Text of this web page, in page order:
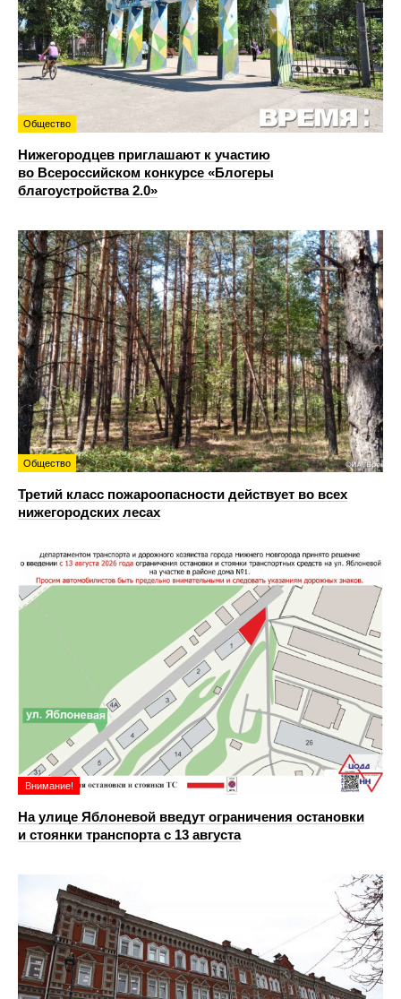
Общество
Нижегородцев приглашают к участию
во Всероссийском конкурсе «Блогеры
благоустройства 2.0»
Общество
Третий класс пожароопасности действует во всех
нижегородских лесах
Внимание!
На улице Яблоневой введут ограничения остановки
и стоянки транспорта с 13 августа